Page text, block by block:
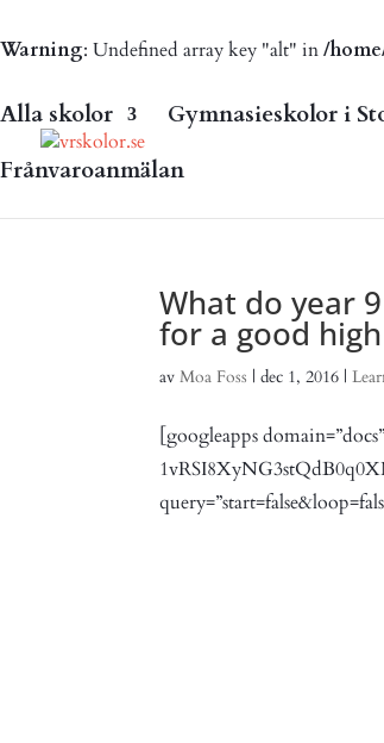
Warning: Undefined array key "alt" in/
Alla skolor Gymnasieskolor i
Frånvaroanmälan
What do year
for a good
avMoa Foss |dec 1, 2016 |
[googleapps